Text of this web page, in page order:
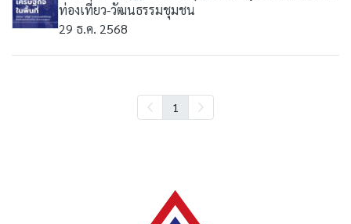
ท่องเที่ยว-วัฒนธรรมชุมชน
29 ธ.ค. 2568
1